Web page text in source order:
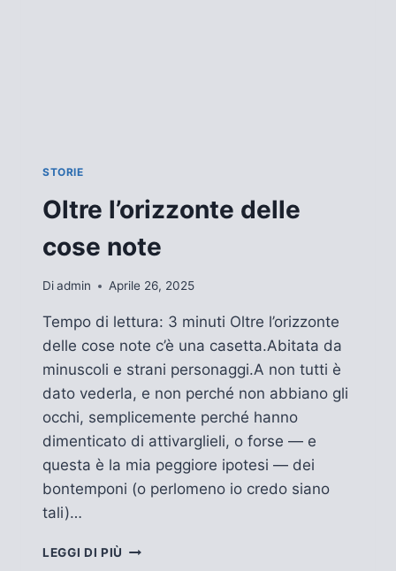
STORIE
Oltre l’orizzonte delle
cose note
Diadmin Aprile 26, 2025
Tempo di lettura: 3 minuti Oltre l’orizzonte
delle cose note c’è una casetta.Abitata da
minuscoli e strani personaggi.A non tutti è
dato vederla, e non perché non abbiano gli
occhi, semplicemente perché hanno
dimenticato di attivarglieli, o forse — e
questa è la mia peggiore ipotesi — dei
bontemponi (o perlomeno io credo siano
tali)…
LEGGI DI PIÙ OLTRE